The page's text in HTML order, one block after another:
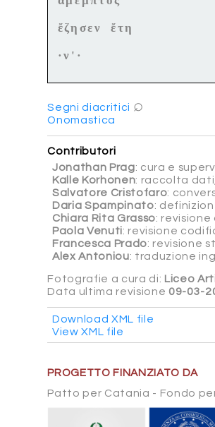
ἔζησεν ἔτη
·ν'·
Segni diacritici ⌕
Onomastica
Contributori
Jonathan Prag: cura e
Kalle Korhonen: raccolta
Salvatore Cristofaro:
Daria Spampinato:
Chiara Rita Grasso:
Paola Venuti: revisione
Francesca Prado: revisione
Alex Antoniou: traduzione
Fotografie a cura di: Liceo
Data ultima revisione 09-03-
Download XML file
View XML file
PROGETTO FINANZIATO DA
Patto per Catania - Fondo per